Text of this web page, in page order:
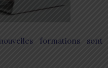
formations sont